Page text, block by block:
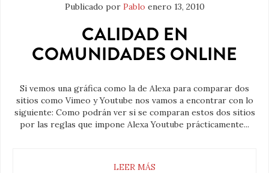
Publicado por Pablo enero 13, 2010
CALIDAD EN
COMUNIDADES ONLINE
Si vemos una gráfica como la de Alexa para comparar dos
sitios como Vimeo y Youtube nos vamos a encontrar con lo
siguiente: Como podrán ver si se comparan estos dos sitios
por las reglas que impone Alexa Youtube prácticamente...
LEER MÁS